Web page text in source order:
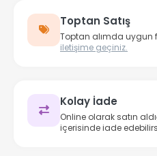
Toptan Satış
Toptan alımda uygun
iletişime geçiniz.
Kolay İade
Online olarak satın
içerisinde iade